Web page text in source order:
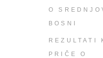
O
BOSNI
REZULTATI
PRIČE O